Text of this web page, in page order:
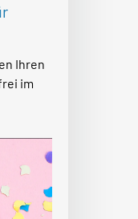
Ihren
im